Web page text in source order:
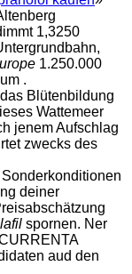
1,3250
1.250.000
.
Blütenbildung
Wattemeer
jenem Aufschlag
zwecks des
deiner
spornen. Ner
aud den